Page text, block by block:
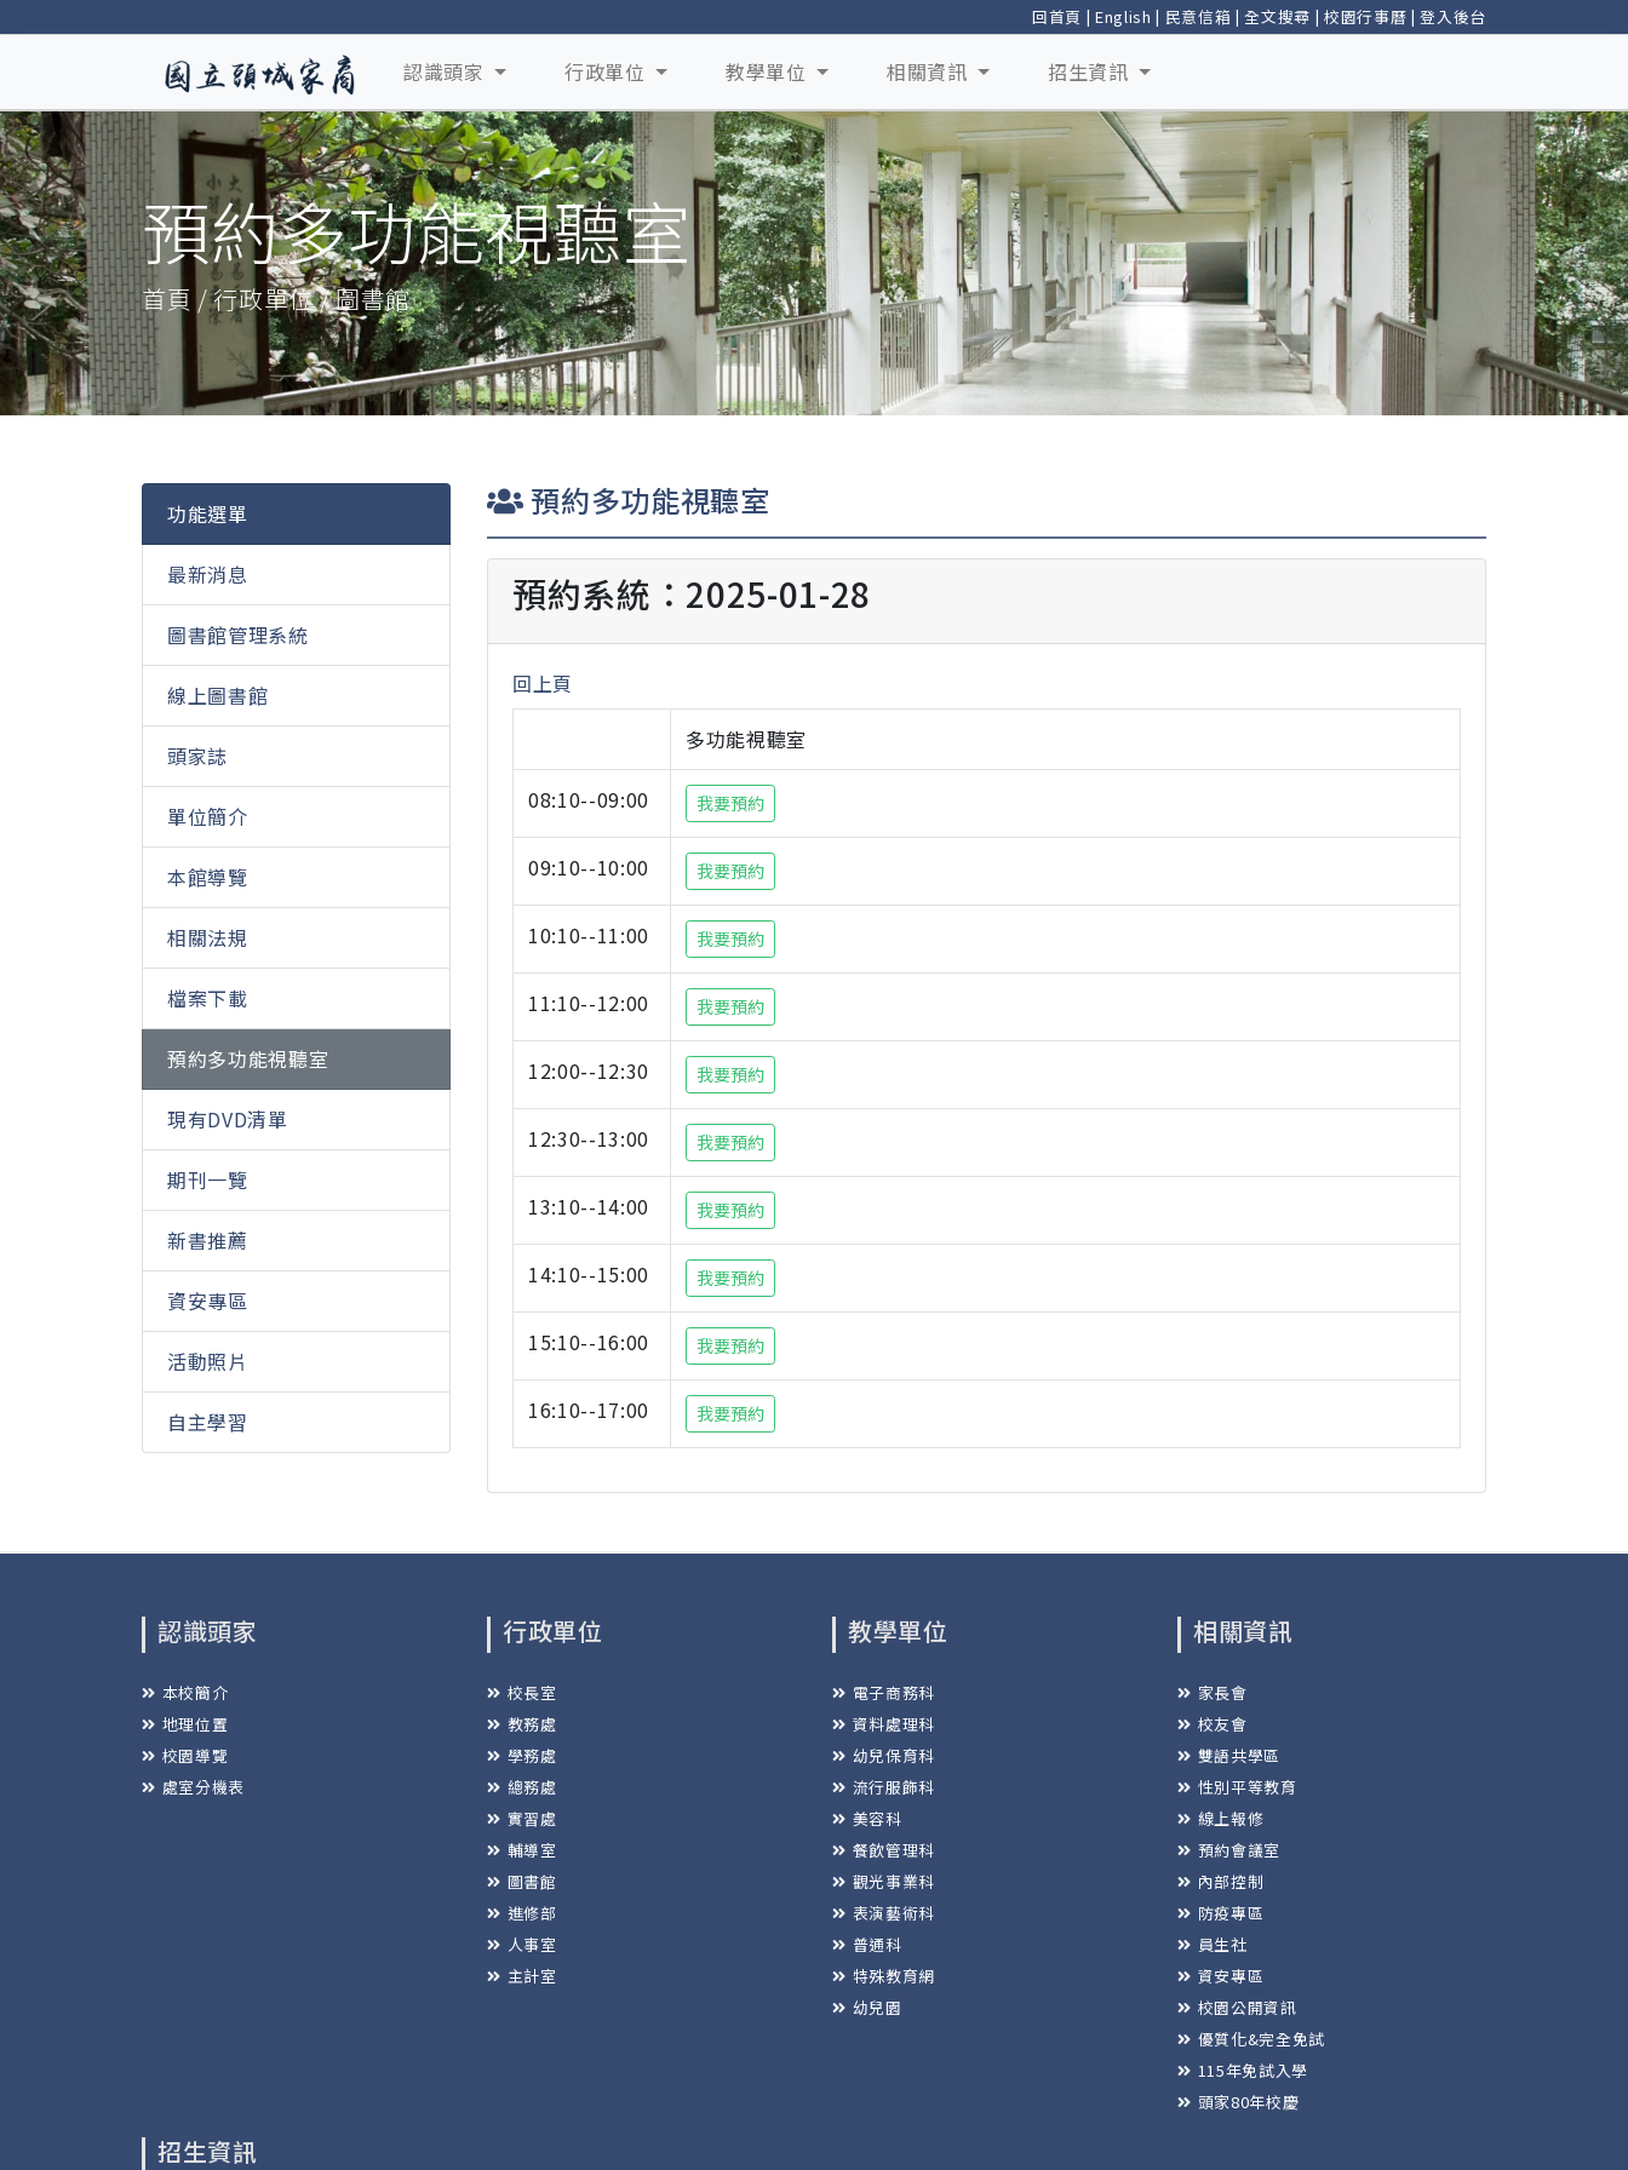
回首頁 | English | 民意信箱 |全文搜尋 | 校園行事曆 |登入後台
認識頭家 行政單位 教學單位 相關資訊 招生資訊
預約多功能視聽室
首頁 / 行政單位 / 圖書館
功能選單
最新消息
圖書館管理系統
線上圖書館
頭家誌
單位簡介
本館導覽
相關法規
檔案下載
預約多功能視聽室
現有DVD清單
期刊一覽
新書推薦
資安專區
活動照片
自主學習
預約多功能視聽室
預約系統：2025-01-28
回上頁
多功能視聽室
08:10--09:00 我要預約
09:10--10:00 我要預約
10:10--11:00 我要預約
11:10--12:00 我要預約
12:00--12:30 我要預約
12:30--13:00 我要預約
13:10--14:00 我要預約
14:10--15:00 我要預約
15:10--16:00 我要預約
16:10--17:00 我要預約
認識頭家
本校簡介
地理位置
校園導覽
處室分機表
行政單位
校長室
教務處
學務處
總務處
實習處
輔導室
圖書館
進修部
人事室
主計室
教學單位
電子商務科
資料處理科
幼兒保育科
流行服飾科
美容科
餐飲管理科
觀光事業科
表演藝術科
普通科
特殊教育網
幼兒園
相關資訊
家長會
校友會
雙語共學區
性別平等教育
線上報修
預約會議室
內部控制
防疫專區
員生社
資安專區
校園公開資訊
優質化&完全免試
115年免試入學
頭家80年校慶
招生資訊